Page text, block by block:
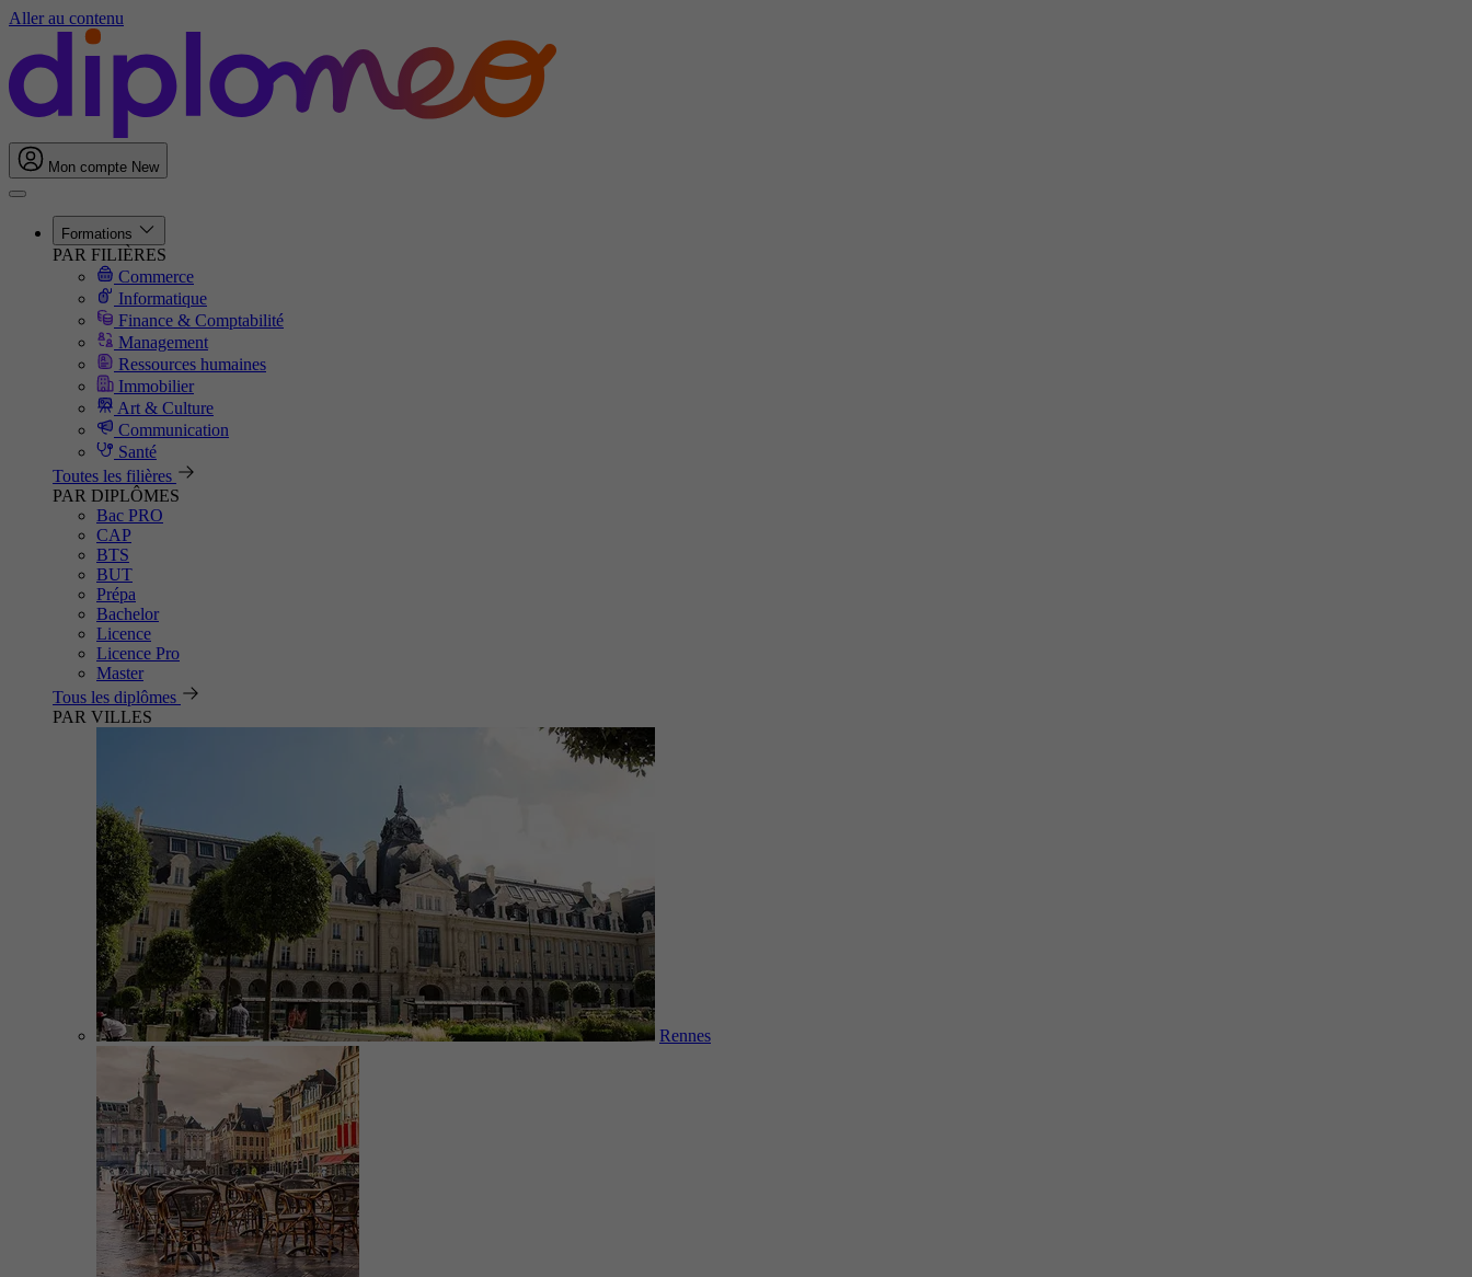
Aller au contenu
Mon compte New
Formations
PAR FILIÈRES
Commerce
Informatique
Finance & Comptabilité
Management
Ressources humaines
Immobilier
Art & Culture
Communication
Santé
Toutes les filières
PAR DIPLÔMES
Bac PRO
CAP
BTS
BUT
Prépa
Bachelor
Licence
Licence Pro
Master
Tous les diplômes
PAR VILLES
Rennes